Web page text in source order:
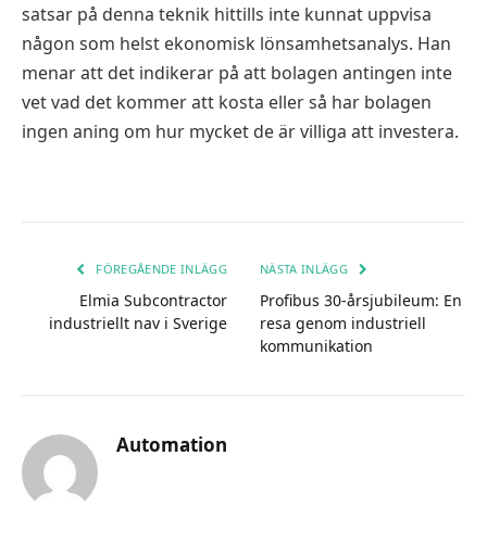
satsar på denna teknik hittills inte kunnat uppvisa
någon som helst ekonomisk lönsamhetsanalys. Han
menar att det indikerar på att bolagen antingen inte
vet vad det kommer att kosta eller så har bolagen
ingen aning om hur mycket de är villiga att investera.
FÖREGÅENDE INLÄGG
Elmia Subcontractor
industriellt nav i Sverige
NÄSTA INLÄGG
Profibus 30-årsjubileum: En
resa genom industriell
kommunikation
Automation